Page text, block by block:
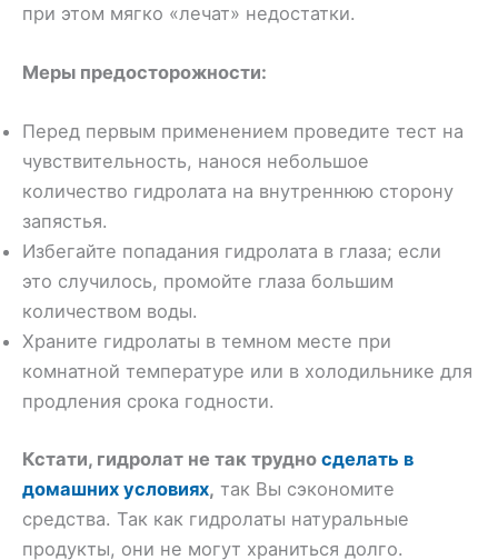
при этом мягко «лечат» недостатки.
Меры предосторожности:
Перед первым применением проведите тест на
чувствительность, нанося небольшое
количество гидролата на внутреннюю сторону
запястья.
Избегайте попадания гидролата в глаза; если
это случилось, промойте глаза большим
количеством воды.
Храните гидролаты в темном месте при
комнатной температуре или в холодильнике для
продления срока годности.
Кстати, гидролат не так трудно сделать в
домашних условиях, так Вы сэкономите
средства. Так как гидролаты натуральные
продукты, они не могут храниться долго.